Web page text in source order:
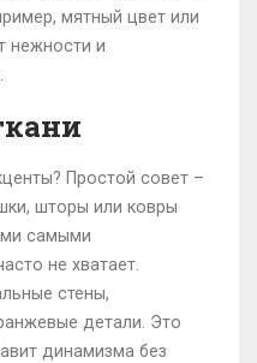
мятный цвет или
нежности и
Простой совет –
шторы или ковры
самыми
не хватает.
стены,
детали. Это
динамизма без